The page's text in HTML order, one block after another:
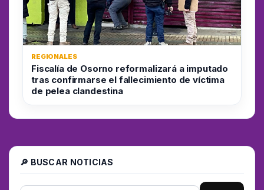
REGIONALES
Fiscalía de Osorno reformalizará a imputado
tras confirmarse el fallecimiento de víctima
de pelea clandestina
🔎 BUSCAR NOTICIAS